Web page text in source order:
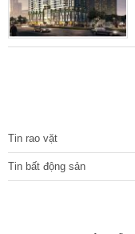
Tin rao vặt
Tin bất động sản